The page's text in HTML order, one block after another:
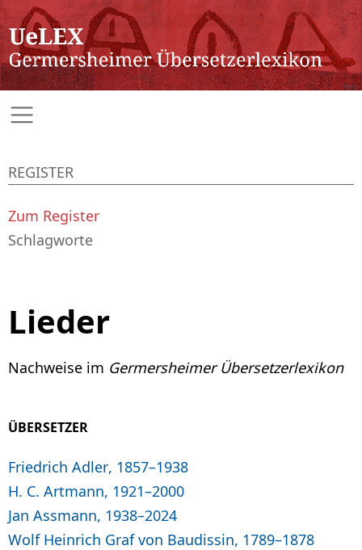
Lieder
Nachweise im Germersheimer Übersetzerlexikon
ÜBERSETZER
Friedrich Adler, 1857–1938
H. C. Artmann, 1921–2000
Jan Assmann, 1938–2024
Wolf Heinrich Graf von Baudissin, 1789–1878
REGISTER
Zum Register
Schlagworte